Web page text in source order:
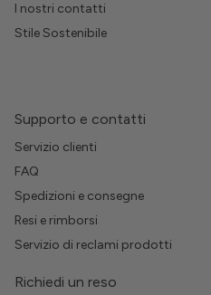
I nostri contatti
Stile Sostenibile
Supporto e contatti
Servizio clienti
FAQ
Spedizioni e consegne
Resi e rimborsi
Servizio di reclami prodotti
Richiedi un reso